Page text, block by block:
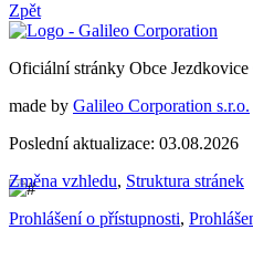
Zpět
Oficiální stránky Obce
made by Galileo Corporation s.r.o.
Poslední aktualizace: 03.08.2026
Změna vzhledu, Struktura stránek
Prohlášení o přístupnosti,